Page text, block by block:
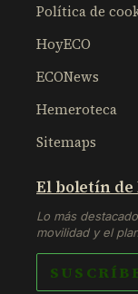
Política de
HoyECO
ECONews
Hemeroteca
Sitemaps
El boletín de
Lo más
movilidad y el